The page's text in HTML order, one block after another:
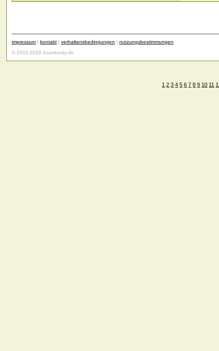
impressum | kontakt | verhaltensbedingungen | nutzungsbestimmungen
© 2002-2026 boardunity.de
1 2 3 4 5 6 7 8 9 10 11